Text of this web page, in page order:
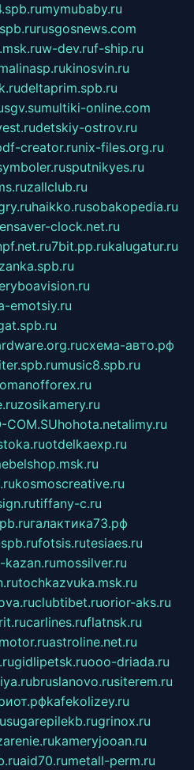
mymubaby.ru
rusgosnews.com
w-dev.ruf-ship.ru
kinosvin.ru
deltaprim.spb.ru
sgv.sumultiki-online.com
detskiy-ostrov.ru
creator.runix-files.org.ru
sputnikyes.ru
zallclub.ru
haikko.rusobakopedia.ru
clock.net.ru
7bit.pp.rukalugatur.ru
emotsiy.ru
схема-авто.рф
music8.spb.ru
zosikamery.ru
COM.SUhohota.netalimy.ru
otdelkaexp.ru
kosmoscreative.ru
tiffany-c.ru
галактика73.рф
fotsis.rutesiaes.ru
kazan.rumossilver.ru
tochkazvuka.msk.ru
clubtibet.ruorior-aks.ru
carlines.ruflatnsk.ru
astroline.net.ru
gidlipetsk.ruooo-driada.ru
bruslanovo.rusiterem.ru
kafekolizey.ru
sugarepilekb.rugrinox.ru
kameryjooan.ru
aid70.rumetall-perm.ru